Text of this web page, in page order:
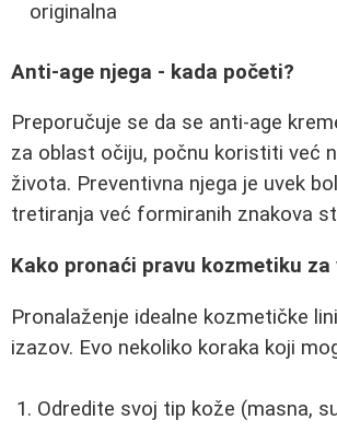
originalna
Anti-age njega - kada početi?
Preporučuje se da se anti-age
za oblast očiju, počnu koristiti već
života. Preventivna njega je uvek
tretiranja već formiranih znakova
Kako pronaći pravu kozmetiku za
Pronalaženje idealne kozmetičke
izazov. Evo nekoliko koraka koji
Odredite svoj tip kože (masna,